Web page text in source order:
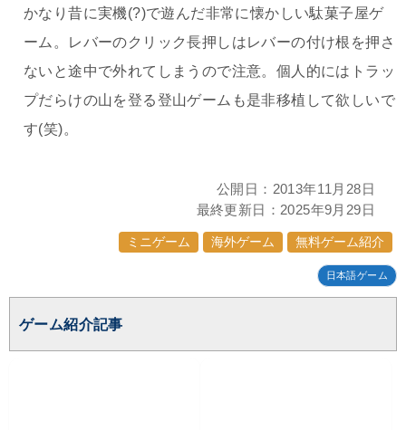
かなり昔に実機(?)で遊んだ非常に懐かしい駄菓子屋ゲ
ーム。レバーのクリック長押しはレバーの付け根を押さ
ないと途中で外れてしまうので注意。個人的にはトラッ
プだらけの山を登る登山ゲームも是非移植して欲しいで
す(笑)。
公開日： 2013年11月28日
最終更新日： 2025年9月29日
ミニゲーム 海外ゲーム 無料ゲーム紹介
日本語ゲーム
ゲーム紹介記事